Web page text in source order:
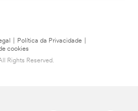
Política da Privacidade
cookies
Rights Reserved.